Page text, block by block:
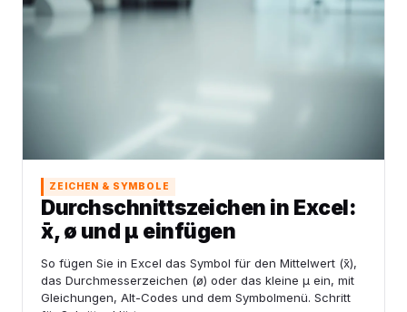
ZEICHEN & SYMBOLE
Durchschnittszeichen in Excel:
x̄, ø und μ einfügen
So fügen Sie in Excel das Symbol für den Mittelwert (x̄),
das Durchmesserzeichen (ø) oder das kleine µ ein, mit
Gleichungen, Alt-Codes und dem Symbolmenü. Schritt